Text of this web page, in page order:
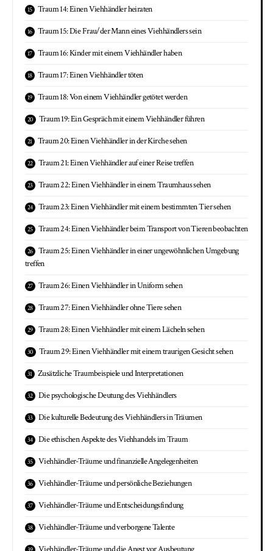
Traum 14: Einen Viehhändler heiraten
Traum 15: Die Frau/der Mann eines Viehhändlers sein
Traum 16: Kinder mit einem Viehhändler haben
Traum 17: Einen Viehhändler töten
Traum 18: Von einem Viehhändler getötet werden
Traum 19: Ein Gespräch mit einem Viehhändler führen
Traum 20: Einen Viehhändler in der Kirche sehen
Traum 21: Einen Viehhändler auf einer Reise treffen
Traum 22: Einen Viehhändler in einem Traumhaus sehen
Traum 23: Einen Viehhändler mit einem bestimmten Tier sehen
Traum 24: Einen Viehhändler beim Transport von Tieren beobachten
Traum 25: Einen Viehhändler in einer ungewöhnlichen Umgebung
treffen
Traum 26: Einen Viehhändler in Uniform sehen
Traum 27: Einen Viehhändler ohne Tiere sehen
Traum 28: Einen Viehhändler mit einem Lächeln sehen
Traum 29: Einen Viehhändler mit einem traurigen Gesicht sehen
Zusätzliche Traumbeispiele und Interpretationen
Die psychologische Deutung des Viehhändlers
Die kulturelle Bedeutung des Viehhändlers in Träumen
Die ethischen Aspekte des Viehhandels im Traum
Viehhändler-Träume und finanzielle Angelegenheiten
Viehhändler-Träume und persönliche Beziehungen
Viehhändler-Träume und Entscheidungsfindung
Viehhändler-Träume und verborgene Talente